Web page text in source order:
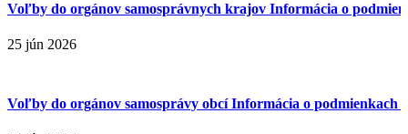
Voľby do orgánov samosprávnych krajov Informácia o
25 jún 2026
Voľby do orgánov samosprávy obcí Informácia o